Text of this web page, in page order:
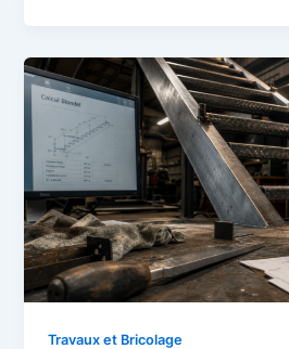
Travaux et Bricolage